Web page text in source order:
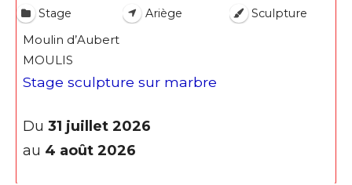
* Champ obligatoire
Stage Ariège Sculpture
Moulin d’Aubert
MOULIS
Stage sculpture sur marbre
Du 31 juillet 2026
au 4 août 2026